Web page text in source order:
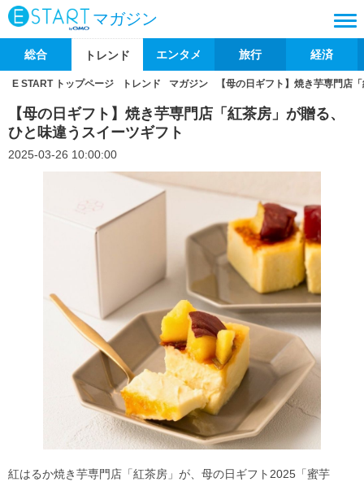
マガジン
総合 トレンド エンタメ 旅行 経済
E START トップページ トレンド マガジン 【母の日ギフト】焼き芋専門店
【母の日ギフト】焼き芋専門店「紅茶房」が贈る、
ひと味違うスイーツギフト
2025-03-26 10:00:00
紅はるか焼き芋専門店「紅茶房」が、母の日ギフト2025「蜜芋